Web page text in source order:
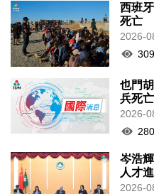
西班
死亡
2026-
309
也門
兵死亡
2026-
280
岑浩
人才
2026-